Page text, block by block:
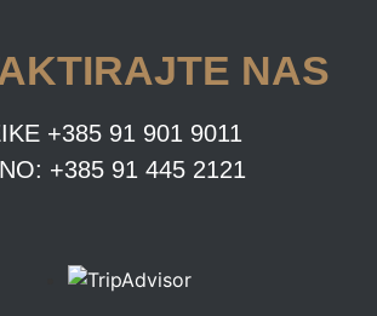
NAS
+385 91 901 9011
+385 91 445 2121